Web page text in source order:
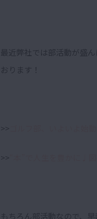
最近弊社では部活動が盛
おります！
>>
>>
もちろん部活動なので、